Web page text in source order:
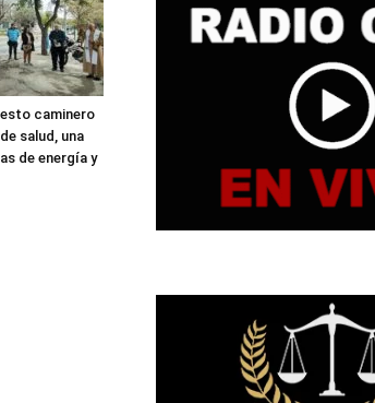
caminero
salud, una
de energía y